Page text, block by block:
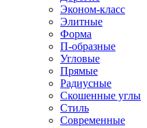
Эконом-класс
Элитные
Форма
П-образные
Угловые
Прямые
Радиусные
Скошенные углы
Стиль
Современные